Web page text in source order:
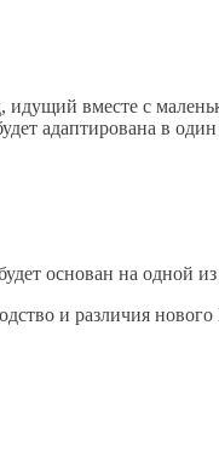
идущий вместе с
адаптирована в
основан на одной из
и различия нового